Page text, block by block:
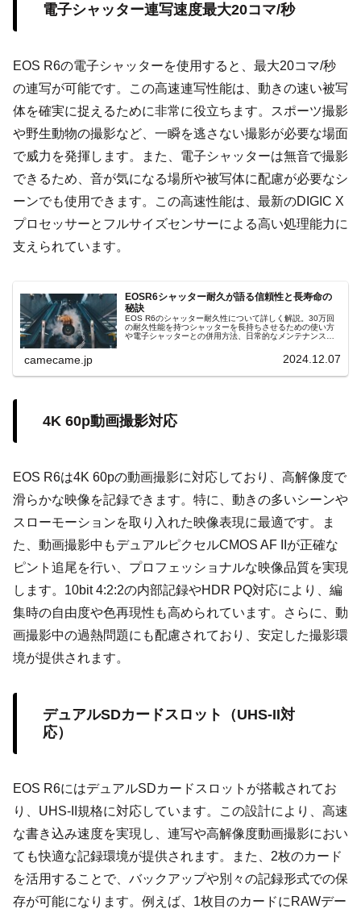
電子シャッター連写速度最大20コマ/秒
EOS R6の電子シャッターを使用すると、最大20コマ/秒
の連写が可能です。この高速連写性能は、動きの速い被写
体を確実に捉えるために非常に役立ちます。スポーツ撮影
や野生動物の撮影など、一瞬を逃さない撮影が必要な場面
で威力を発揮します。また、電子シャッターは無音で撮影
できるため、音が気になる場所や被写体に配慮が必要なシ
ーンでも使用できます。この高速性能は、最新のDIGIC X
プロセッサーとフルサイズセンサーによる高い処理能力に
支えられています。
EOSR6シャッター耐久が語る信頼性と長寿命の
秘訣
EOS R6のシャッター耐久性について詳しく解説。30万回
の耐久性能を持つシャッターを長持ちさせるための使い方
や電子シャッターとの併用方法、日常的なメンテナンスの
camecame.jp 2024.12.07
4K 60p動画撮影対応
EOS R6は4K 60pの動画撮影に対応しており、高解像度で
滑らかな映像を記録できます。特に、動きの多いシーンや
スローモーションを取り入れた映像表現に最適です。ま
た、動画撮影中もデュアルピクセルCMOS AF IIが正確な
ピント追尾を行い、プロフェッショナルな映像品質を実現
します。10bit 4:2:2の内部記録やHDR PQ対応により、編
集時の自由度や色再現性も高められています。さらに、動
画撮影中の過熱問題にも配慮されており、安定した撮影環
境が提供されます。
デュアルSDカードスロット（UHS-II対
応）
EOS R6にはデュアルSDカードスロットが搭載されてお
り、UHS-II規格に対応しています。この設計により、高速
な書き込み速度を実現し、連写や高解像度動画撮影におい
ても快適な記録環境が提供されます。また、2枚のカード
を活用することで、バックアップや別々の記録形式での保
存が可能になります。例えば、1枚目のカードにRAWデー